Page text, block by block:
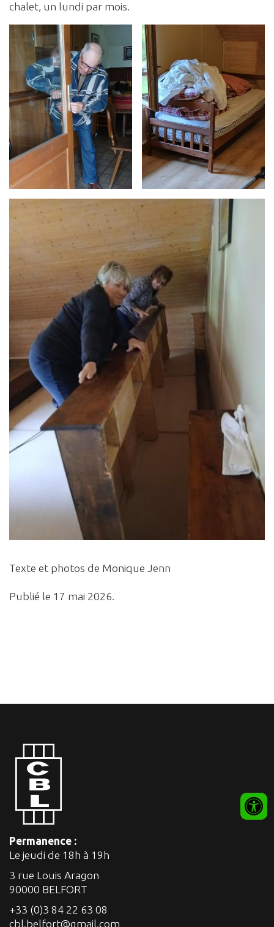
chalet, un lundi par mois.
Texte et photos de Monique Jenn
Publié le 17 mai 2026.
Permanence :
Le jeudi de 18h à 19h
3 rue Louis Aragon
90000 BELFORT
+33 (0)3 84 22 63 08
cbl.belfort@gmail.com